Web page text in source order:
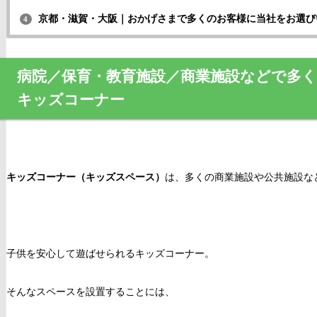
4 京都・滋賀・大阪｜おかげさまで多くのお客様に当社をお選
病院／保育・教育施設／商業施設などで多
キッズコーナー
キッズコーナー（キッズスペース） は、多くの商業施設や公共施設
子供を安心して遊ばせられるキッズコーナー。
そんなスペースを設置することには、